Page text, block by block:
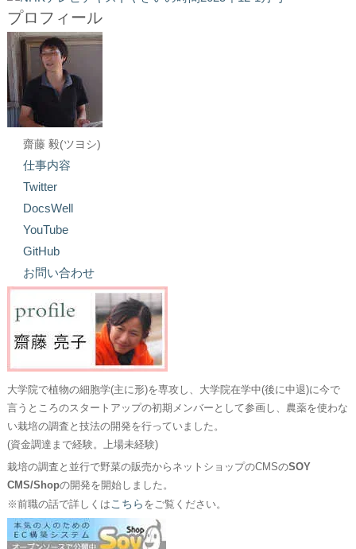
プロフィール
齋藤 毅(ツヨシ)
仕事内容
Twitter
DocsWell
YouTube
GitHub
お問い合わせ
大学院で植物の細胞学(主に形)を専攻し、大学院在学中(後に中退)に今で
言うところのスタートアップの初期メンバーとして参画し、農薬を使わな
い栽培の調査と技法の開発を行っていました。
(資金調達まで経験。上場未経験)
栽培の調査と並行で野菜の販売からネットショップのCMSのSOY
CMS/Shopの開発を開始しました。
※前職の話で詳しくは こちら をご覧ください。